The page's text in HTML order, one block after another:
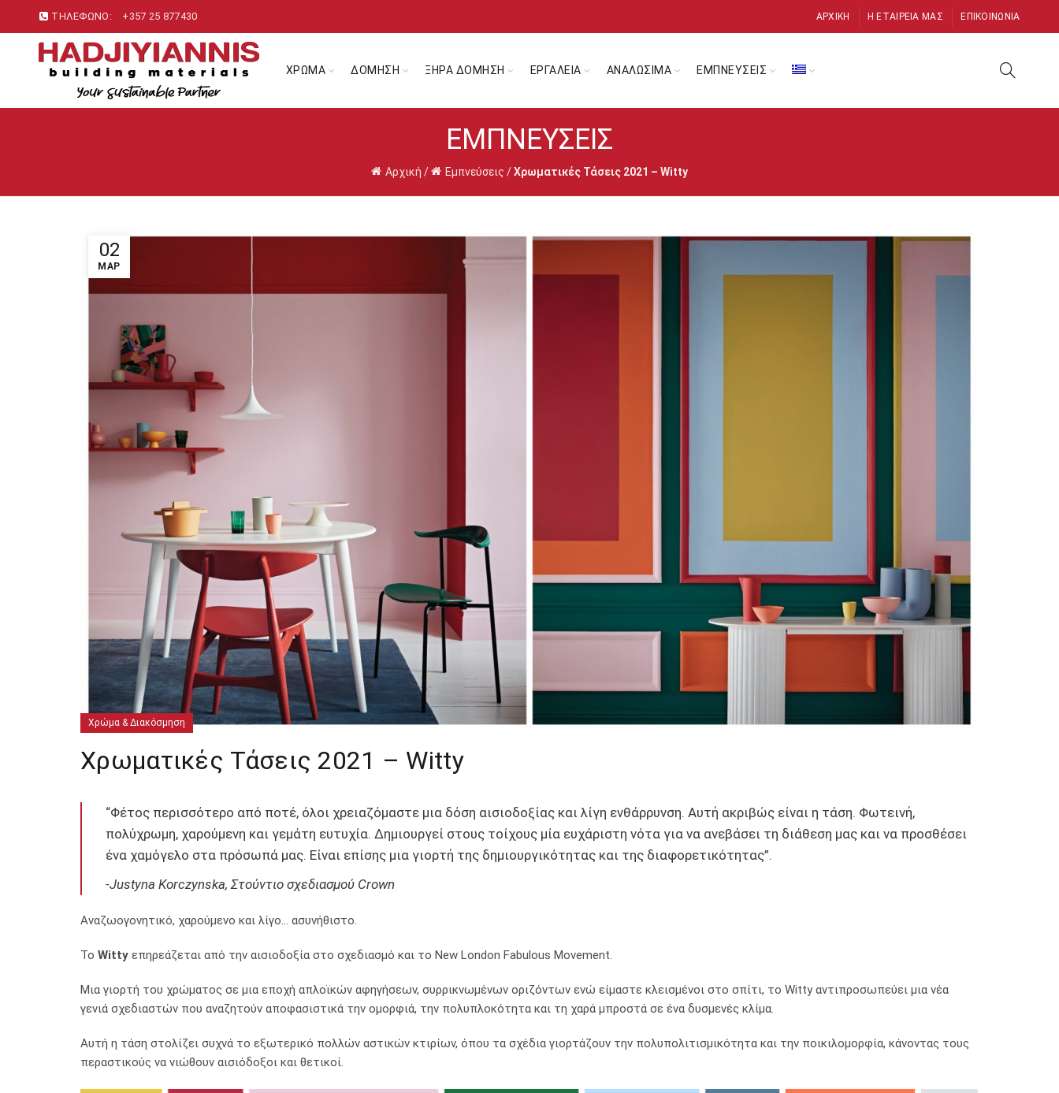
ΤΗΛΕΦΩΝΟ: +357 25 877430 ΑΡΧΙΚΉ Η ΕΤΑΙΡΕΊΑ ΜΑΣ ΕΠΙΚΟΙΝΩΝΊΑ
ΧΡΩΜΑ ΔΟΜΗΣΗ ΞΗΡΑ ΔΟΜΗΣΗ ΕΡΓΑΛΕΙΑ ΑΝΑΛΩΣΙΜΑ ΕΜΠΝΕΥΣΕΙΣ
ΕΜΠΝΕΎΣΕΙΣ
Αρχική / Εμπνεύσεις /Χρωματικές Τάσεις 2021 – Witty
02
ΜΑΡ
Χρώμα & Διακόσμηση
Χρωματικές Τάσεις 2021 – Witty
“Φέτος περισσότερο από ποτέ, όλοι χρειαζόμαστε μια δόση αισιοδοξίας και λίγη ενθάρρυνση. Αυτή ακριβώς είναι η τάση. Φωτεινή,
πολύχρωμη, χαρούμενη και γεμάτη ευτυχία. Δημιουργεί στους τοίχους μία ευχάριστη νότα για να ανεβάσει τη διάθεση μας και να προσθέσει
ένα χαμόγελο στα πρόσωπά μας. Είναι επίσης μια γιορτή της δημιουργικότητας και της διαφορετικότητας”.
-Justyna Korczynska, Στούντιο σχεδιασμού Crown
Αναζωογονητικό, χαρούμενο και λίγο… ασυνήθιστο.
Το Witty επηρεάζεται από την αισιοδοξία στο σχεδιασμό και το New London Fabulous Movement.
Μια γιορτή του χρώματος σε μια εποχή απλοϊκών αφηγήσεων, συρρικνωμένων οριζόντων ενώ είμαστε κλεισμένοι στο σπίτι, το Witty αντιπροσωπεύει μια νέα
γενιά σχεδιαστών που αναζητούν αποφασιστικά την ομορφιά, την πολυπλοκότητα και τη χαρά μπροστά σε ένα δυσμενές κλίμα.
Αυτή η τάση στολίζει συχνά το εξωτερικό πολλών αστικών κτιρίων, όπου τα σχέδια γιορτάζουν την πολυπολιτισμικότητα και την ποικιλομορφία, κάνοντας τους
περαστικούς να νιώθουν αισιόδοξοι και θετικοί.